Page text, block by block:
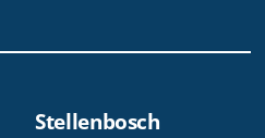
Stellenbosch